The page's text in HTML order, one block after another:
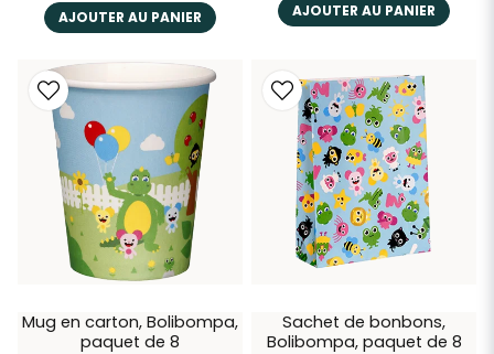
AJOUTER AU PANIER AJOUTER AU PANIER
Mug en carton, Bolibompa,
paquet de 8
Sachet de bonbons,
Bolibompa, paquet de 8